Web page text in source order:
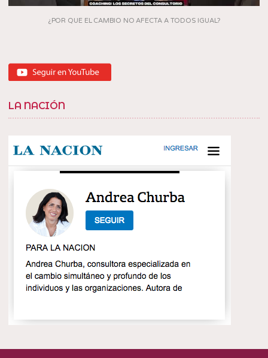
¿POR QUE EL CAMBIO NO AFECTA A TODOS IGUAL?
LA NACIÓN